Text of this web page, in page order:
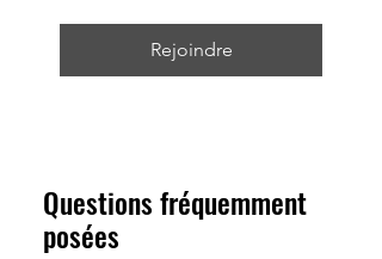
Rejoindre
Questions fréquemment
posées